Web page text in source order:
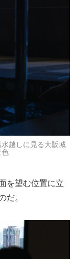
越しに見る大阪城
色
を望む位置に立
。